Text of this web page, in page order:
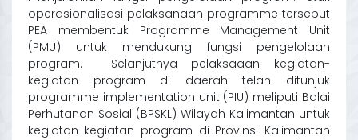
operasionalisasi pelaksanaan programme tersebut
PEA membentuk Programme Management Unit
(PMU) untuk mendukung fungsi pengelolaan
program. Selanjutnya pelaksaaan kegiatan-
kegiatan program di daerah telah ditunjuk
programme implementation unit (PIU) meliputi Balai
Perhutanan Sosial (BPSKL) Wilayah Kalimantan untuk
kegiatan-kegiatan program di Provinsi Kalimantan